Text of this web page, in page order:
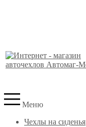
Меню
Чехлы на сиденья